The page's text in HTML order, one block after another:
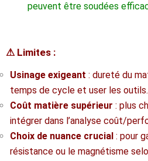
peuvent être soudées
⚠ Limites :
Usinage exigeant : dureté du
temps de cycle et user les outils.
Coût matière supérieur : plus
intégrer dans l’analyse coût/
Choix de nuance crucial : pour
résistance ou le magnétisme